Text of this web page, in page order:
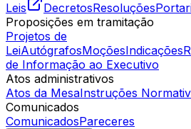
Leis
DecretosResoluções
Proposições em tramitação
Projetos de
LeiAutógrafosMoçõesIndicações
de Informação ao Executivo
Atos administrativos
Atos da MesaInstruções
Comunicados
ComunicadosPareceres